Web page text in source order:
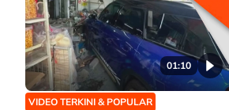
01:10
VIDEO TERKINI & POPULAR